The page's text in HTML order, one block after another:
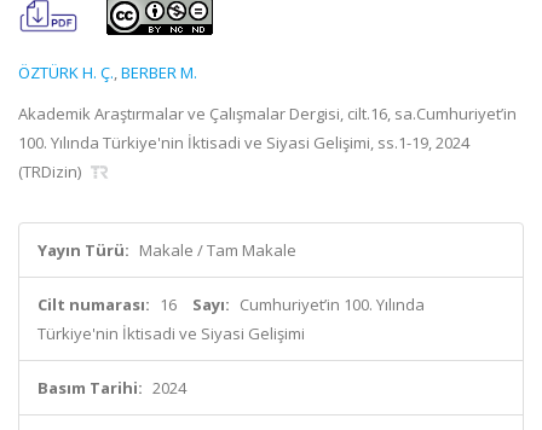
ÖZTÜRK H. Ç.,BERBER M.
Akademik Araştırmalar ve Çalışmalar Dergisi, cilt.16, sa.Cumhuriyet’in
100. Yılında Türkiye'nin İktisadi ve Siyasi Gelişimi, ss.1-19, 2024
(TRDizin)
Yayın Türü: Makale / Tam Makale
Cilt numarası: 16 Sayı: Cumhuriyet’in 100. Yılında
Türkiye'nin İktisadi ve Siyasi Gelişimi
Basım Tarihi: 2024